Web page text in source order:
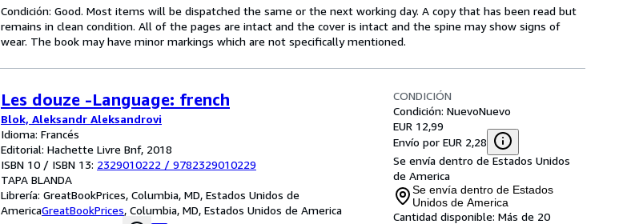
Condición: Good. Most items will be dispatched the same or the next working day. A copy that has been read but
remains in clean condition. All of the pages are intact and the cover is intact and the spine may show signs of
wear. The book may have minor markings which are not specifically mentioned.
Les douze -Language: french
Blok, Aleksandr Aleksandrovi
Idioma: Francés
Editorial: Hachette Livre Bnf, 2018
ISBN 10 / ISBN 13: 2329010222 / 9782329010229
TAPA BLANDA
Librería: GreatBookPrices, Columbia, MD, Estados Unidos de
AmericaGreatBookPrices, Columbia, MD, Estados Unidos de America
CONDICIÓN
Condición: NuevoNuevo
EUR 12,99
Envío por EUR 2,28
Se envía dentro de Estados Unidos
de America
Se envía dentro de Estados
Unidos de America
Cantidad disponible: Más de 20